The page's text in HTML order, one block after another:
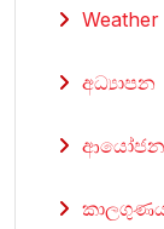
අධ්‍යාපන
ආයෝජන